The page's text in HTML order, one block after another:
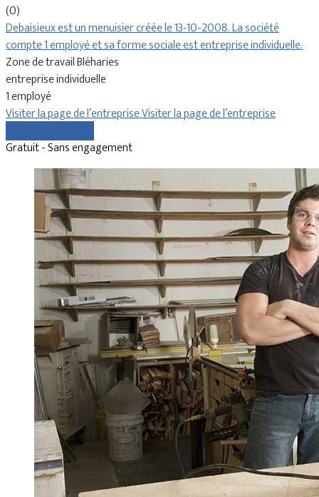
(0)
Debaisieux est un menuisier créée le 13-10-2008. La société
compte 1 employé et sa forme sociale est entreprise individuelle.
Zone de travail Bléharies
entreprise individuelle
1 employé
Visiter la page de l’entrepriseVisiter la page de l’entreprise
Gratuit - Sans engagement